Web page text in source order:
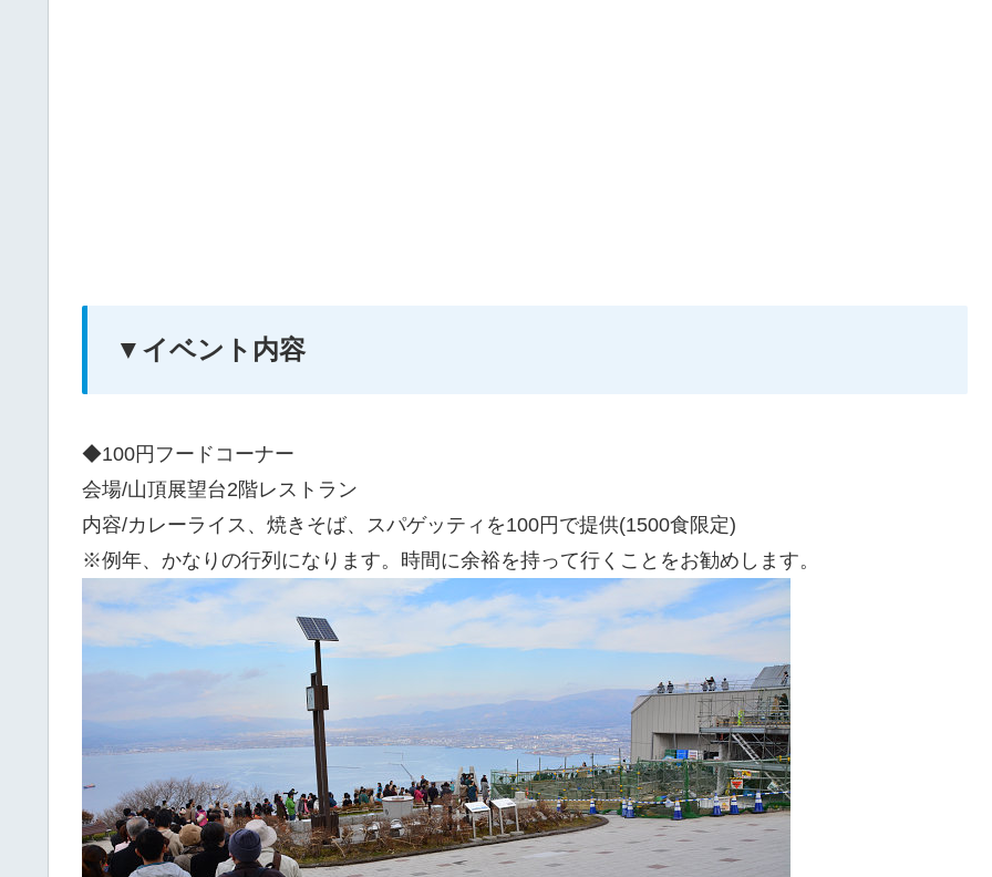
▼イベント内容
◆100円フードコーナー
会場/山頂展望台2階レストラン
内容/カレーライス、焼きそば、スパゲッティを100円で提供(1500食限定)
※例年、かなりの行列になります。時間に余裕を持って行くことをお勧めします。